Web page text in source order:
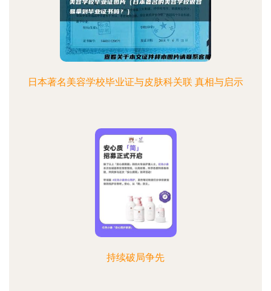
日本著名美容学校毕业证与皮肤科关联 真相与启示
持续破局争先